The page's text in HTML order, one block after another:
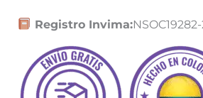
Registro Invima: